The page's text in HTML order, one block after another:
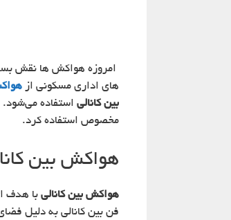
امروزه هواکش ها نقش
های اداری مسکونی از
بین کانالی استفاده
مخصوص استفاده کرد.
هواکش بین
هواکش بین کانالی با هدف
فن بین کانالی به دلیل